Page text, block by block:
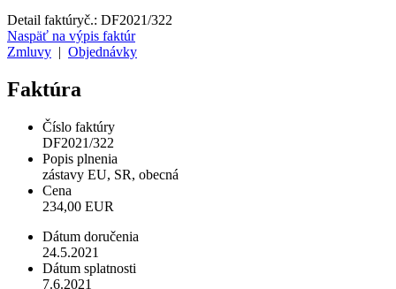
Detail faktúryč.: DF2021/322
Naspäť na výpis faktúr
Zmluvy
Objednávky
Faktúra
Číslo faktúry
DF2021/322
Popis plnenia
zástavy EU, SR, obecná
Cena
234,00 EUR
Dátum doručenia
24.5.2021
Dátum splatnosti
7.6.2021